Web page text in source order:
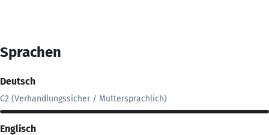
Sprachen
Deutsch
C2 (Verhandlungssicher / Muttersprachlich)
Englisch